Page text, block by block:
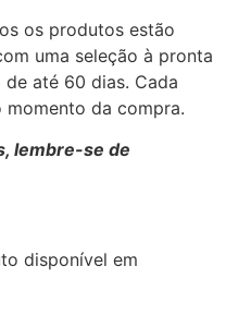
os produtos estão
uma seleção à pronta
até 60 dias. Cada
da compra.
lembre-se de
disponível em